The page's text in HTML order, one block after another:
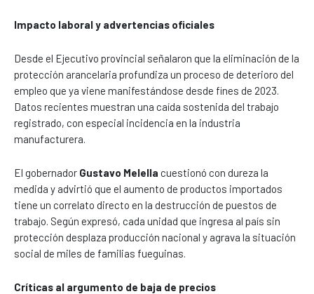
Impacto laboral y advertencias oficiales
Desde el Ejecutivo provincial señalaron que la eliminación de la
protección arancelaria profundiza un proceso de deterioro del
empleo que ya viene manifestándose desde fines de 2023.
Datos recientes muestran una caída sostenida del trabajo
registrado, con especial incidencia en la industria
manufacturera.
El gobernador Gustavo Melella cuestionó con dureza la
medida y advirtió que el aumento de productos importados
tiene un correlato directo en la destrucción de puestos de
trabajo. Según expresó, cada unidad que ingresa al país sin
protección desplaza producción nacional y agrava la situación
social de miles de familias fueguinas.
Críticas al argumento de baja de precios